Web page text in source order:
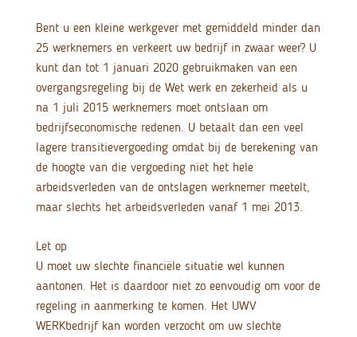
Bent u een kleine werkgever met gemiddeld minder dan
25 werknemers en verkeert uw bedrijf in zwaar weer? U
kunt dan tot 1 januari 2020 gebruikmaken van een
overgangsregeling bij de Wet werk en zekerheid als u
na 1 juli 2015 werknemers moet ontslaan om
bedrijfseconomische redenen. U betaalt dan een veel
lagere transitievergoeding omdat bij de berekening van
de hoogte van die vergoeding niet het hele
arbeidsverleden van de ontslagen werknemer meetelt,
maar slechts het arbeidsverleden vanaf 1 mei 2013.
Let op
U moet uw slechte financiële situatie wel kunnen
aantonen. Het is daardoor niet zo eenvoudig om voor de
regeling in aanmerking te komen. Het UWV
WERKbedrijf kan worden verzocht om uw slechte